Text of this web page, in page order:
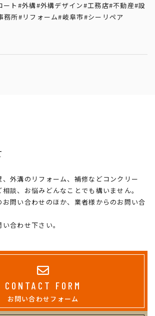
ート #外構#外構デザイン#工務店#不動産#設
務所#リフォーム#岐阜市#シーリペア
外溝のリフォーム、補修などコンクリー
談、お悩みどんなことでも構いません。
問い合わせのほか、業者様からのお問い合
合わせ下さい。
CONTACT FORM
お問い合わせフォーム